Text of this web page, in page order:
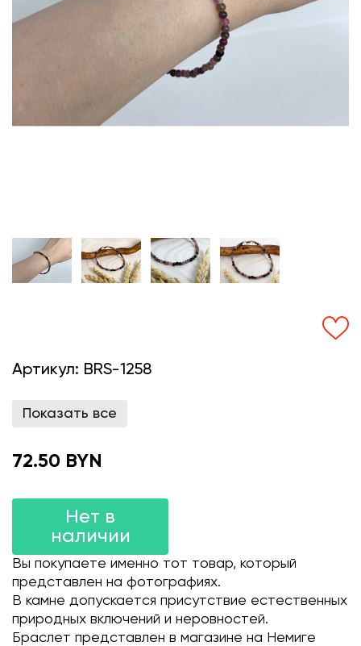
Артикул: BRS-1258
Показать все
72.50 BYN
Нет в
наличии
Вы покупаете именно тот товар, который
представлен на фотографиях.
В камне допускается присутствие естественных
природных включений и неровностей.
Браслет представлен в магазине на Немиге